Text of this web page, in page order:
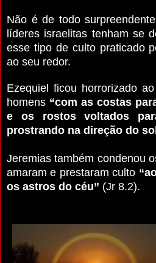
Não é de todo
líderes israelitas tenham se
esse tipo de culto praticado
ao seu redor.
Ezequiel ficou horrorizado
homens “com as costas
e os rostos voltados
prostrando na direção do
Jeremias também condenou
amaram e prestaram culto
os astros do céu” (Jr 8.2).